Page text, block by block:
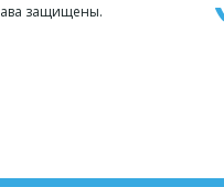
защищены.